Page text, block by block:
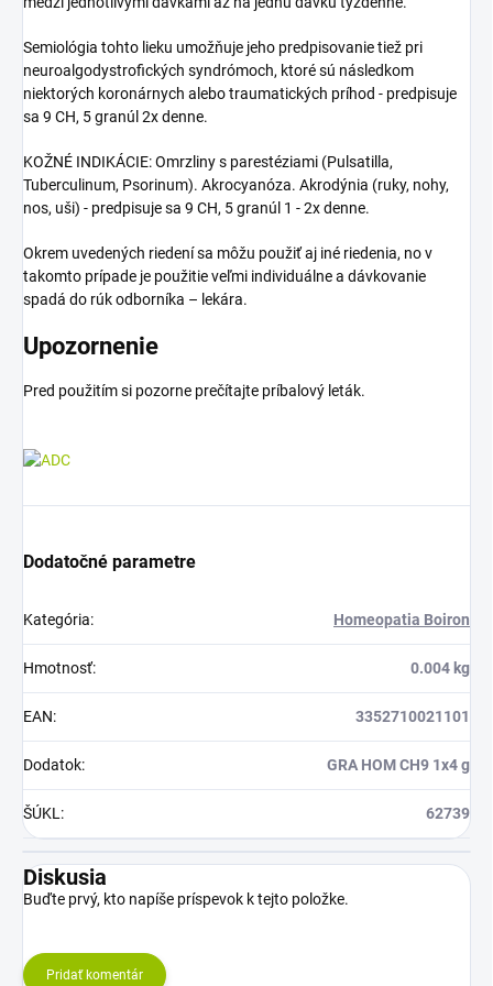
Semiológia tohto lieku umožňuje jeho predpisovanie tiež pri
neuroalgodystrofických syndrómoch, ktoré sú následkom
niektorých koronárnych alebo traumatických príhod - predpisuje
sa 9 CH, 5 granúl 2x denne.
KOŽNÉ INDIKÁCIE: Omrzliny s parestéziami (Pulsatilla,
Tuberculinum, Psorinum). Akrocyanóza. Akrodýnia (ruky, nohy,
nos, uši) - predpisuje sa 9 CH, 5 granúl 1 - 2x denne.
Okrem uvedených riedení sa môžu použiť aj iné riedenia, no v
takomto prípade je použitie veľmi individuálne a dávkovanie
spadá do rúk odborníka – lekára.
Upozornenie
Pred použitím si pozorne prečítajte príbalový leták.
Dodatočné parametre
Kategória: Homeopatia Boiron
Hmotnosť: 0.004 kg
EAN: 3352710021101
Dodatok: GRA HOM CH9 1x4 g
ŠÚKL : 62739
Diskusia
Buďte prvý, kto napíše príspevok k tejto položke.
Pridať komentár